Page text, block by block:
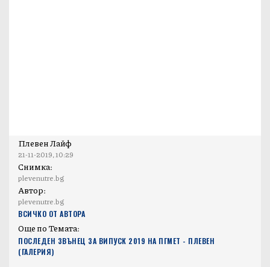
Плевен Лайф
21-11-2019, 10:29
Снимка:
plevenutre.bg
Автор:
plevenutre.bg
ВСИЧКО ОТ АВТОРА
Още по Темата:
ПОСЛЕДЕН ЗВЪНЕЦ ЗА ВИПУСК 2019 НА ПГМЕТ - ПЛЕВЕН
(ГАЛЕРИЯ)